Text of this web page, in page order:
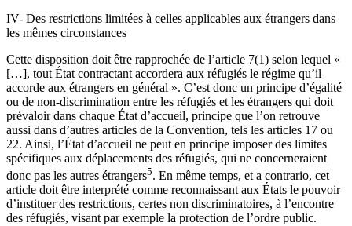
IV- Des restrictions limitées à celles applicables aux étrangers dans
les mêmes circonstances
Cette disposition doit être rapprochée de l’article 7(1) selon lequel «
[…], tout État contractant accordera aux réfugiés le régime qu’il
accorde aux étrangers en général ». C’est donc un principe d’égalité
ou de non-discrimination entre les réfugiés et les étrangers qui doit
prévaloir dans chaque État d’accueil, principe que l’on retrouve
aussi dans d’autres articles de la Convention, tels les articles 17 ou
22. Ainsi, l’État d’accueil ne peut en principe imposer des limites
spécifiques aux déplacements des réfugiés, qui ne concerneraient
donc pas les autres étrangers5. En même temps, et a contrario, cet
article doit être interprété comme reconnaissant aux États le pouvoir
d’instituer des restrictions, certes non discriminatoires, à l’encontre
des réfugiés, visant par exemple la protection de l’ordre public.